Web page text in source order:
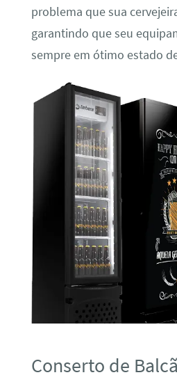
problema que sua
garantindo que seu
sempre em ótimo estado
Conserto de